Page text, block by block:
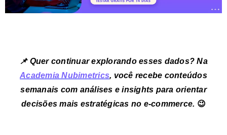
📌 Quer continuar explorando esses dados?Na
Academia Nubimetrics, você recebe conteúdos
semanais com análises e insights para orientar
decisões mais estratégicas no e-commerce. 😉